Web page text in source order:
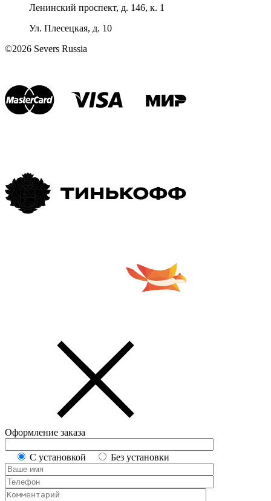
Ленинский проспект, д. 146, к. 1
Ул. Плесецкая, д. 10
©2026 Severs Russia
Оформление заказа
С установкой Без установки